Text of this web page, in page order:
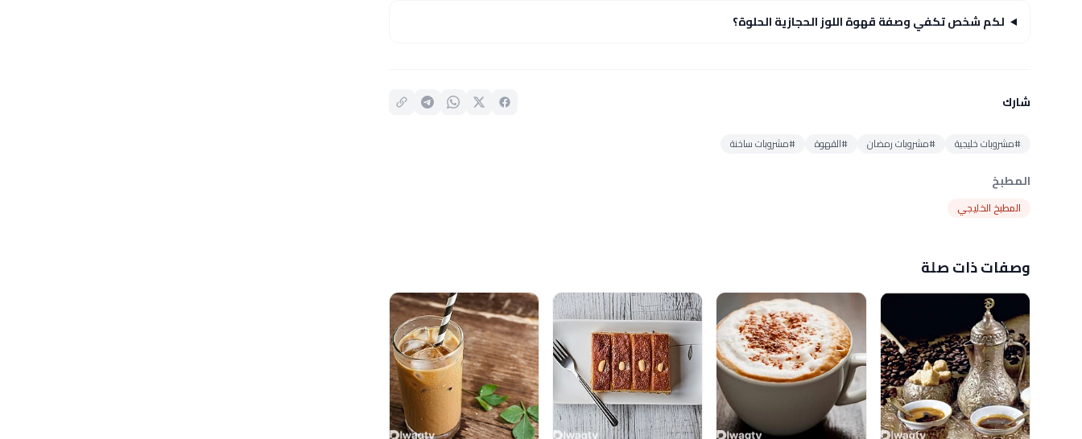
لكم شخص تكفي وصفة قهوة اللوز الحجازية الحلوة؟
شارك
#مشروبات خليجية #مشروبات رمضان #القهوة #مشروبات ساخنة
المطبخ
المطبخ الخليجي
وصفات ذات صلة